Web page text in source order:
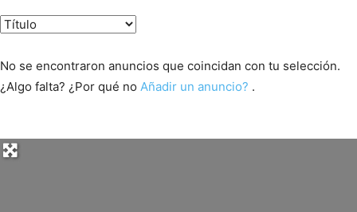
No se encontraron anuncios que coincidan con tu selección.
¿Algo falta? ¿Por qué no Añadir un anuncio? .